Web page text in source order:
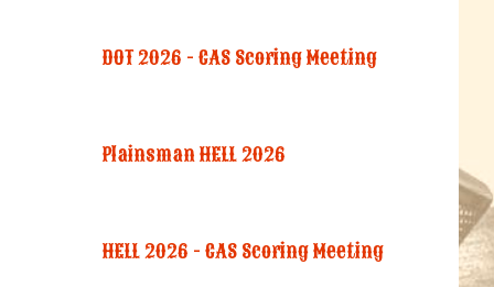
DOT 2026 - CAS Scoring Meeting
Plainsman HELL 2026
HELL 2026 - CAS Scoring Meeting